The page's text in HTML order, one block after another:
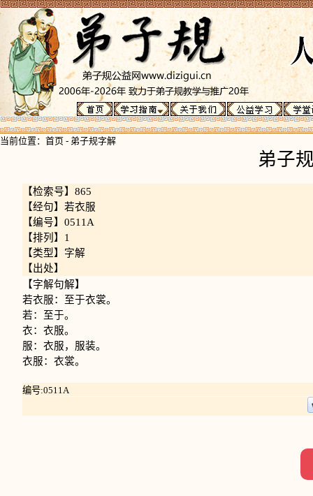
当前位置： 首页 - 弟子规字解
弟子
【检索号】865
【经句】若衣服
【编号】0511A
【排列】1
【类型】字解
【出处】
【字解句解】
若衣服：至于衣裳。
若：至于。
衣：衣服。
服：衣服，服装。
衣服：衣裳。
编号:0511A